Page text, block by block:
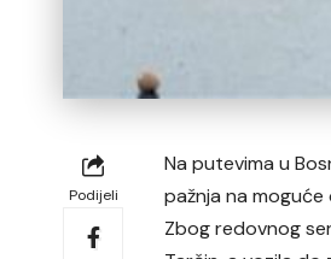
Podijeli
Na putevima u
pažnja na
Zbog redovnog